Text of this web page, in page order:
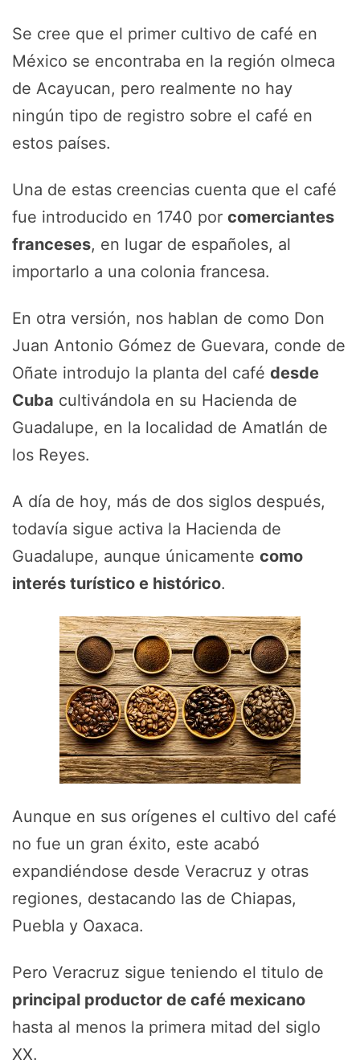
Se cree que el primer cultivo de café en
México se encontraba en la región olmeca
de Acayucan, pero realmente no hay
ningún tipo de registro sobre el café en
estos países.
Una de estas creencias cuenta que el café
fue introducido en 1740 por comerciantes
franceses, en lugar de españoles, al
importarlo a una colonia francesa.
En otra versión, nos hablan de como Don
Juan Antonio Gómez de Guevara, conde de
Oñate introdujo la planta del café desde
Cuba cultivándola en su Hacienda de
Guadalupe, en la localidad de Amatlán de
los Reyes.
A día de hoy, más de dos siglos después,
todavía sigue activa la Hacienda de
Guadalupe, aunque únicamente como
interés turístico e histórico.
Aunque en sus orígenes el cultivo del café
no fue un gran éxito, este acabó
expandiéndose desde Veracruz y otras
regiones, destacando las de Chiapas,
Puebla y Oaxaca.
Pero Veracruz sigue teniendo el titulo de
principal productor de café mexicano
hasta al menos la primera mitad del siglo
XX.